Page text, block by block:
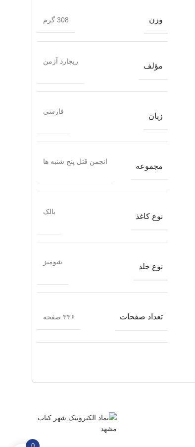
وزن 308 گرم
مؤلف
ریچارد آزمن
زبان
فارسی
مجموعه
انجمن قتل پنج شنبه ها
نوع کاغذ
بالک
نوع جلد
شومیز
تعداد صفحات ۳۳۶ صفحه